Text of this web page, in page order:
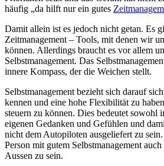
häufig „da hilft nur ein gutes
Damit allein ist es jedoch nicht getan. Es
Zeitmanagement – Tools, mit denen wir
können. Allerdings braucht es vor allem
Selbstmanagement. Das
innere Kompass, der die Weichen stellt.
Selbstmanagement bezieht sich darauf
kennen und eine hohe Flexibilität zu
steuern zu können. Dies bedeutet sowohl
eigenen Gedanken und Gefühlen und
nicht dem Autopiloten ausgeliefert zu
Person mit gutem Selbstmanagement
Aussen zu sein.